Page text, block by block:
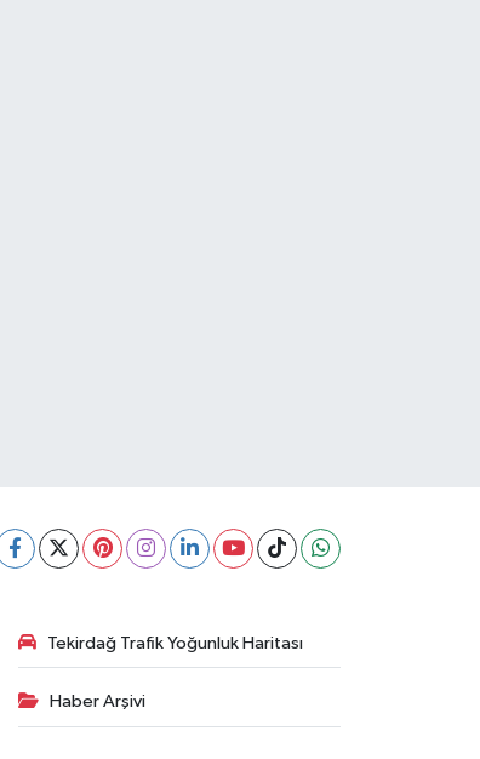
Tekirdağ Trafik Yoğunluk Haritası
Haber Arşivi